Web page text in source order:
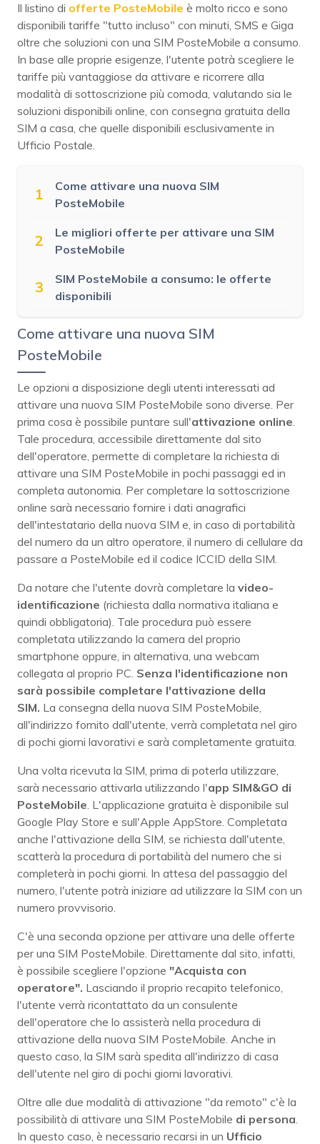
Il listino di offerte PosteMobile è molto ricco e sono
disponibili tariffe "tutto incluso" con minuti, SMS e Giga
oltre che soluzioni con una SIM PosteMobile a consumo.
In base alle proprie esigenze, l'utente potrà scegliere le
tariffe più vantaggiose da attivare e ricorrere alla
modalità di sottoscrizione più comoda, valutando sia le
soluzioni disponibili online, con consegna gratuita della
SIM a casa, che quelle disponibili esclusivamente in
Ufficio Postale.
1
Come attivare una nuova SIM
PosteMobile
2
Le migliori offerte per attivare una SIM
PosteMobile
3
SIM PosteMobile a consumo: le offerte
disponibili
Come attivare una nuova SIM
PosteMobile
Le opzioni a disposizione degli utenti interessati ad
attivare una nuova SIM PosteMobile sono diverse. Per
prima cosa è possibile puntare sull'attivazione online
Tale procedura, accessibile direttamente dal sito
dell'operatore, permette di completare la richiesta di
attivare una SIM PosteMobile in pochi passaggi ed in
completa autonomia. Per completare la sottoscrizione
online sarà necessario fornire i dati anagrafici
dell'intestatario della nuova SIM e, in caso di portabilità
del numero da un altro operatore, il numero di cellulare da
passare a PosteMobile ed il codice ICCID della SIM.
Da notare che l'utente dovrà completare la video-
identificazione (richiesta dalla normativa italiana e
quindi obbligatoria). Tale procedura può essere
completata utilizzando la camera del proprio
smartphone oppure, in alternativa, una webcam
collegata al proprio PC. Senza l'identificazione non
sarà possibile completare l'attivazione della
SIM. La consegna della nuova SIM PosteMobile,
all'indirizzo fornito dall'utente, verrà completata nel giro
di pochi giorni lavorativi e sarà completamente gratuita.
Una volta ricevuta la SIM, prima di poterla utilizzare,
sarà necessario attivarla utilizzando l'app SIM&GO di
PosteMobile . L'applicazione gratuita è disponibile sul
Google Play Store e sull'Apple AppStore. Completata
anche l'attivazione della SIM, se richiesta dall'utente,
scatterà la procedura di portabilità del numero che si
completerà in pochi giorni. In attesa del passaggio del
numero, l'utente potrà iniziare ad utilizzare la SIM con un
numero provvisorio.
C'è una seconda opzione per attivare una delle offerte
per una SIM PosteMobile. Direttamente dal sito, infatti,
è possibile scegliere l'opzione "Acquista con
operatore". Lasciando il proprio recapito telefonico,
l'utente verrà ricontattato da un consulente
dell'operatore che lo assisterà nella procedura di
attivazione della nuova SIM PosteMobile. Anche in
questo caso, la SIM sarà spedita all'indirizzo di casa
dell'utente nel giro di pochi giorni lavorativi.
Oltre alle due modalità di attivazione "da remoto" c'è la
possibilità di attivare una SIM PosteMobile di persona
In questo caso, è necessario recarsi in un Ufficio